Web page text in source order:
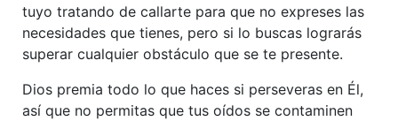
tuyo tratando de callarte para que no expreses las
necesidades que tienes, pero si lo buscas lograrás
superar cualquier obstáculo que se te presente.
Dios premia todo lo que haces si perseveras en Él,
así que no permitas que tus oídos se contaminen